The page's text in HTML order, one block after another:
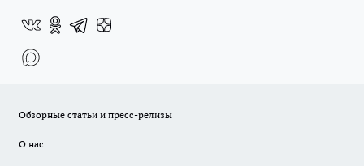
Обзорные статьи и пресс-релизы
О нас